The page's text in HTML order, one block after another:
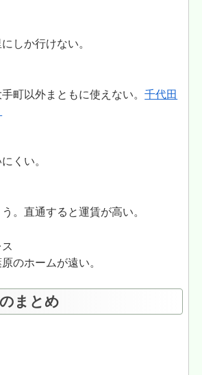
しか行けない。
町以外まともに使えない。千代田
くい。
。直通すると運賃が高い。
のホームが遠い。
まとめ